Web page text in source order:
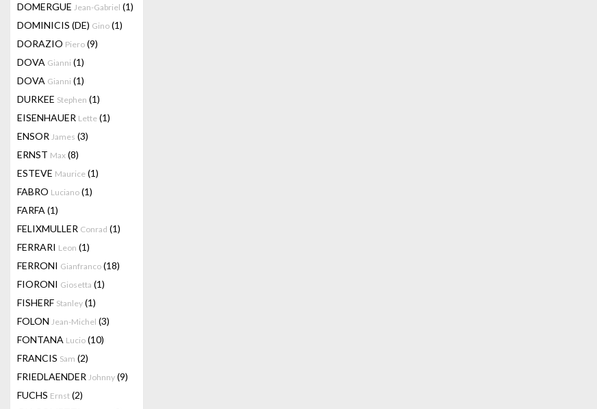
DOMERGUE Jean-Gabriel (1)
DOMINICIS (DE) Gino (1)
DORAZIO Piero (9)
DOVA Gianni (1)
DOVA Gianni (1)
DURKEE Stephen (1)
EISENHAUER Lette (1)
ENSOR James (3)
ERNST Max (8)
ESTEVE Maurice (1)
FABRO Luciano (1)
FARFA (1)
FELIXMULLER Conrad (1)
FERRARI Leon (1)
FERRONI Gianfranco (18)
FIORONI Giosetta (1)
FISHERF Stanley (1)
FOLON Jean-Michel (3)
FONTANA Lucio (10)
FRANCIS Sam (2)
FRIEDLAENDER Johnny (9)
FUCHS Ernst (2)